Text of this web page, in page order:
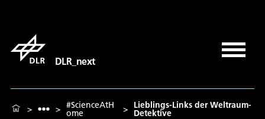
DLR_next
> > #ScienceAtH
ome > Lieblings-Links der Weltraum-
Detektive